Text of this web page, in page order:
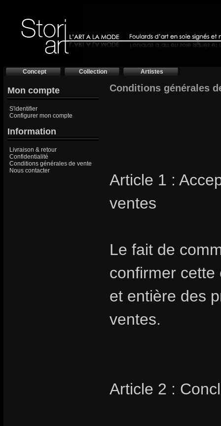
Concept Collection Artistes
Mon compte
S'identifier
Configurer mon compte
Information
Livraison & retour
Confidentialité
Conditions générales de vente
Nous contacter
Conditions générales
Article 1 :
ventes
Le fait de
confirmer cette
et entière des
ventes.
Article 2 :